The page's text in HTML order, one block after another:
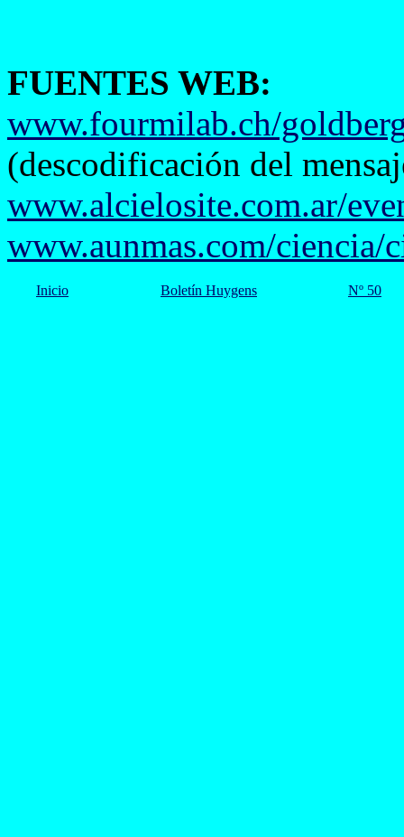
FUENTES WEB:
www.fourmilab.ch/
(descodificación del
www.alcielosite.com.ar/
www.aunmas.com/ciencia/
Inicio Boletín Huygens Nº 50